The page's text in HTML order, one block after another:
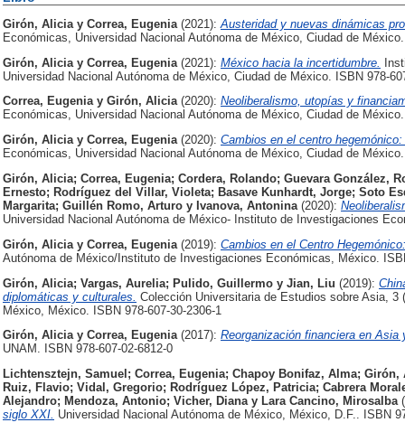
Girón, Alicia y Correa, Eugenia (2021): Austeridad y nuevas dinámicas
Económicas, Universidad Nacional Autónoma de México, Ciudad de
Girón, Alicia y Correa, Eugenia (2021): México hacia la incertidumbre.
Universidad Nacional Autónoma de México, Ciudad de México. ISBN 978-
Correa, Eugeniay Girón, Alicia (2020): Neoliberalismo, utopías y
Económicas, Universidad Nacional Autónoma de México, Ciudad de
Girón, Aliciay Correa, Eugenia (2020): Cambios en el centro
Económicas, Universidad Nacional Autónoma de México, Ciudad de
Girón, Alicia; Correa, Eugenia; Cordera, Rolando; Guevara González,
Ernesto; Rodríguez del Villar, Violeta; Basave Kunhardt, Jorge; Soto
Margarita; Guillén Romo, Arturo y Ivanova, Antonina (2020):
Universidad Nacional Autónoma de México- Instituto de Investigaciones
Girón, Alicia y Correa, Eugenia (2019): Cambios en el Centro
Autónoma de México/Instituto de Investigaciones Económicas, México.
Girón, Alicia; Vargas, Aurelia; Pulido, Guillermo y Jian, Liu (2019):
diplomáticas y culturales. Colección Universitaria de Estudios sobre Asia, 3
México, México. ISBN 978-607-30-2306-1
Girón, Aliciay Correa, Eugenia (2017): Reorganización financiera en
UNAM. ISBN 978-607-02-6812-0
Lichtensztejn, Samuel ; Correa, Eugenia; Chapoy Bonifaz, Alma; Girón,
Ruiz, Flavio; Vidal, Gregorio; Rodríguez López, Patricia; Cabrera
Alejandro; Mendoza, Antonio; Vicher, Dianay Lara Cancino, Mirosalba
siglo XXI. Universidad Nacional Autónoma de México, México, D.F.. ISBN